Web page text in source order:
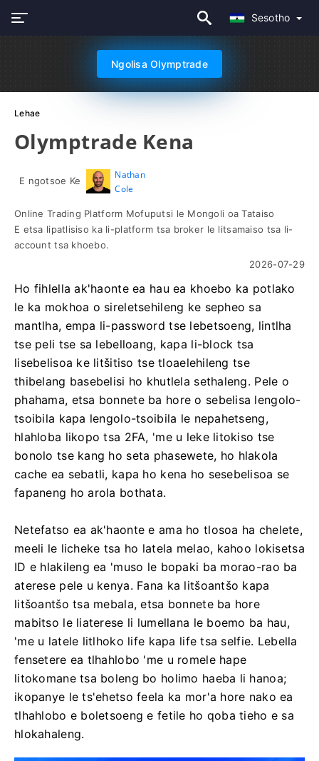
Sesotho
Ngolisa Olymptrade
Lehae
Olymptrade Kena
E ngotsoe Ke
Nathan
Cole
Online Trading Platform Mofuputsi le Mongoli oa Tataiso
E etsa lipatlisiso ka li-platform tsa broker le litsamaiso tsa li-
account tsa khoebo.
2026-07-29
Ho fihlella ak'haonte ea hau ea khoebo ka potlako
le ka mokhoa o sireletsehileng ke sepheo sa
mantlha, empa li-password tse lebetsoeng, lintlha
tse peli tse sa lebelloang, kapa li-block tsa
lisebelisoa ke litšitiso tse tloaelehileng tse
thibelang basebelisi ho khutlela sethaleng. Pele o
phahama, etsa bonnete ba hore o sebelisa lengolo-
tsoibila kapa lengolo-tsoibila le nepahetseng,
hlahloba likopo tsa 2FA, 'me u leke litokiso tse
bonolo tse kang ho seta phasewete, ho hlakola
cache ea sebatli, kapa ho kena ho sesebelisoa se
fapaneng ho arola bothata.
Netefatso ea ak'haonte e ama ho tlosoa ha chelete,
meeli le licheke tsa ho latela melao, kahoo lokisetsa
ID e hlakileng ea 'muso le bopaki ba morao-rao ba
aterese pele u kenya. Fana ka litšoantšo kapa
litšoantšo tsa mebala, etsa bonnete ba hore
mabitso le liaterese li lumellana le boemo ba hau,
'me u latele litlhoko life kapa life tsa selfie. Lebella
fensetere ea tlhahlobo 'me u romele hape
litokomane tsa boleng bo holimo haeba li hanoa;
ikopanye le ts'ehetso feela ka mor'a hore nako ea
tlhahlobo e boletsoeng e fetile ho qoba tieho e sa
hlokahaleng.